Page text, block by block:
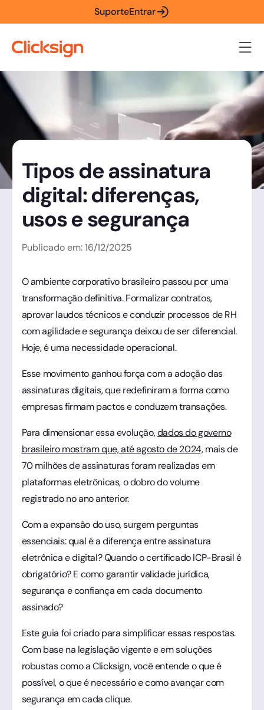
SuporteEntrar
Tipos de assinatura
digital: diferenças,
usos e segurança
Publicado em: 16/12/2025
O ambiente corporativo brasileiro passou por uma
transformação definitiva. Formalizar contratos,
aprovar laudos técnicos e conduzir processos de RH
com agilidade e segurança deixou de ser diferencial.
Hoje, é uma necessidade operacional.
Esse movimento ganhou força com a adoção das
assinaturas digitais, que redefiniram a forma como
empresas firmam pactos e conduzem transações.
Para dimensionar essa evolução,dados do governo
brasileiro mostram que, até agosto de 2024,mais de
70 milhões de assinaturas foram realizadas em
plataformas eletrônicas, o dobro do volume
registrado no ano anterior.
Com a expansão do uso, surgem perguntas
essenciais: qual é a diferença entre assinatura
eletrônica e digital? Quando o certificado ICP-Brasil é
obrigatório? E como garantir validade jurídica,
segurança e confiança em cada documento
assinado?
Este guia foi criado para simplificar essas respostas.
Com base na legislação vigente e em soluções
robustas como a Clicksign, você entende o que é
possível, o que é necessário e como avançar com
segurança em cada clique.